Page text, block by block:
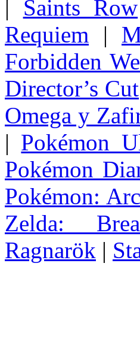
| Saints Row
Requiem |
Forbidden
Director’s Cut
Omega y
| Pokémon
Pokémon
Pokémon:
Zelda:
Ragnarök |